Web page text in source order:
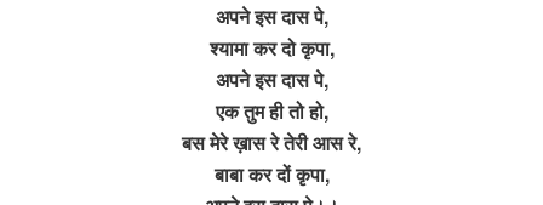
अपने इस दास पे,
श्यामा कर दो कृपा,
अपने इस दास पे,
एक तुम ही तो हो,
बस मेरे ख़ास रे तेरी आस रे,
बाबा कर दों कृपा,